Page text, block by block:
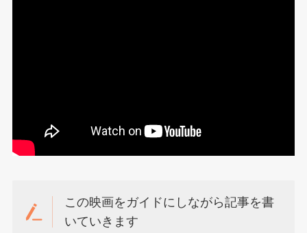
この映画をガイドにしながら記事を書
いていきます